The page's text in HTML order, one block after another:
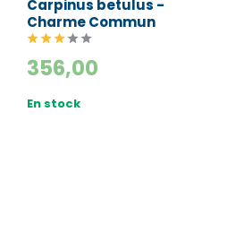
Carpinus betulus -
Charme Commun
356,00
En stock